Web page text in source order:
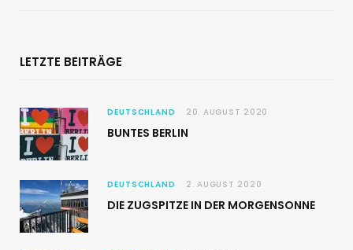
LETZTE BEITRÄGE
DEUTSCHLAND 20. AUGUST 2020
BUNTES BERLIN
DEUTSCHLAND 2. AUGUST 2020
DIE ZUGSPITZE IN DER MORGENSONNE